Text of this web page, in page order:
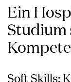
Ein
Soft Skills: